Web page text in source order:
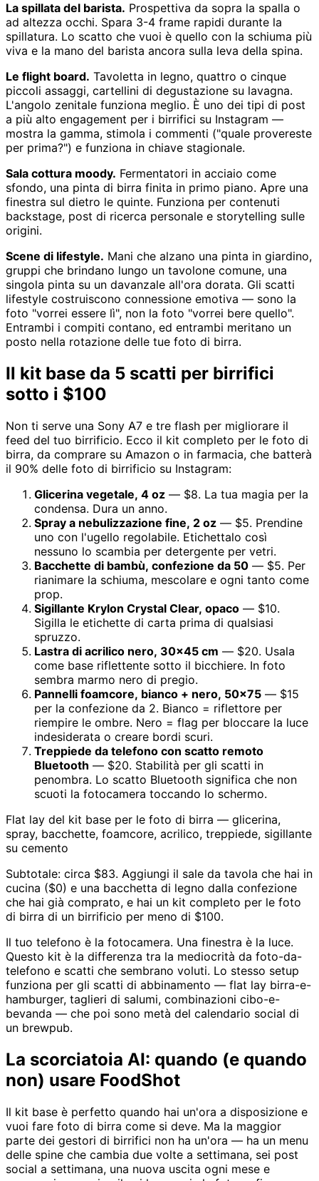
La spillata del barista. Prospettiva da sopra la spalla o
ad altezza occhi. Spara 3-4 frame rapidi durante la
spillatura. Lo scatto che vuoi è quello con la schiuma più
viva e la mano del barista ancora sulla leva della spina.
Le flight board. Tavoletta in legno, quattro o cinque
piccoli assaggi, cartellini di degustazione su lavagna.
L'angolo zenitale funziona meglio. È uno dei tipi di post
a più alto engagement per i birrifici su Instagram —
mostra la gamma, stimola i commenti ("quale provereste
per prima?") e funziona in chiave stagionale.
Sala cottura moody. Fermentatori in acciaio come
sfondo, una pinta di birra finita in primo piano. Apre una
finestra sul dietro le quinte. Funziona per contenuti
backstage, post di ricerca personale e storytelling sulle
origini.
Scene di lifestyle. Mani che alzano una pinta in giardino,
gruppi che brindano lungo un tavolone comune, una
singola pinta su un davanzale all'ora dorata. Gli scatti
lifestyle costruiscono connessione emotiva — sono la
foto "vorrei essere lì", non la foto "vorrei bere quello".
Entrambi i compiti contano, ed entrambi meritano un
posto nella rotazione delle tue foto di birra.
Il kit base da 5 scatti per birrifici
sotto i $100
Non ti serve una Sony A7 e tre flash per migliorare il
feed del tuo birrificio. Ecco il kit completo per le foto di
birra, da comprare su Amazon o in farmacia, che batterà
il 90% delle foto di birrificio su Instagram:
Glicerina vegetale, 4 oz — $8. La tua magia per la
condensa. Dura un anno.
Spray a nebulizzazione fine, 2 oz — $5. Prendine
uno con l'ugello regolabile. Etichettalo così
nessuno lo scambia per detergente per vetri.
Bacchette di bambù, confezione da 50 — $5. Per
rianimare la schiuma, mescolare e ogni tanto come
prop.
Sigillante Krylon Crystal Clear, opaco — $10.
Sigilla le etichette di carta prima di qualsiasi
spruzzo.
Lastra di acrilico nero, 30x45 cm — $20. Usala
come base riflettente sotto il bicchiere. In foto
sembra marmo nero di pregio.
Pannelli foamcore, bianco + nero, 50x75 — $15
per la confezione da 2. Bianco = riflettore per
riempire le ombre. Nero = flag per bloccare la luce
indesiderata o creare bordi scuri.
Treppiede da telefono con scatto remoto
Bluetooth — $20. Stabilità per gli scatti in
penombra. Lo scatto Bluetooth significa che non
scuoti la fotocamera toccando lo schermo.
Flat lay del kit base per le foto di birra — glicerina,
spray, bacchette, foamcore, acrilico, treppiede, sigillante
su cemento
Subtotale: circa $83. Aggiungi il sale da tavola che hai in
cucina ($0) e una bacchetta di legno dalla confezione
che hai già comprato, e hai un kit completo per le foto
di birra di un birrificio per meno di $100.
Il tuo telefono è la fotocamera. Una finestra è la luce.
Questo kit è la differenza tra la mediocrità da foto-da-
telefono e scatti che sembrano voluti. Lo stesso setup
funziona per gli scatti di abbinamento — flat lay birra-e-
hamburger, taglieri di salumi, combinazioni cibo-e-
bevanda — che poi sono metà del calendario social di
un brewpub.
La scorciatoia AI: quando (e quando
non) usare FoodShot
Il kit base è perfetto quando hai un'ora a disposizione e
vuoi fare foto di birra come si deve. Ma la maggior
parte dei gestori di birrifici non ha un'ora — ha un menu
delle spine che cambia due volte a settimana, sei post
social a settimana, una nuova uscita ogni mese e